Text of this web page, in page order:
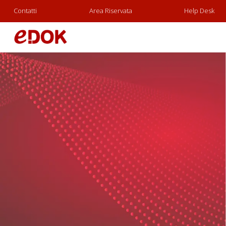
Help Desk
Area Riservata
Contatti